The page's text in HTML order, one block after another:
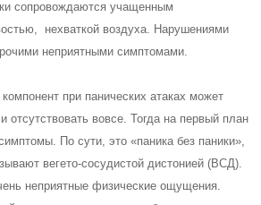
сопровождаются учащенным
нехваткой воздуха. Нарушениями
неприятными симптомами.
при панических атаках может
вовсе. Тогда на первый план
По сути, это «паника без паники»,
вегето-сосудистой дистонией (ВСД).
неприятные физические ощущения.